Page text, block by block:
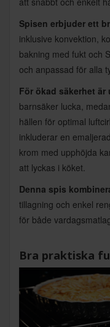
Spisen erbjuder ett
inklusive konvektion,
bakning med fukt och
och anpassad för alla
För ökad säkerhet
barnsäker lucka,
hällen för optimal
inkluderar en
krom med upphöjda
att lyckas i köket.
Denna spis
tillagning och enkel
för både
Bra praktiska